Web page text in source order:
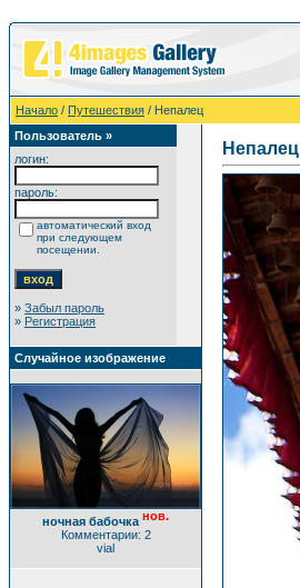
Начало / Путешествия / Непалец
Пользователь »
логин:
пароль:
автоматический вход
при следующем
посещении.
» Забыл пароль
» Регистрация
Случайное изображение
ночная бабочка нов.
Комментарии: 2
vial
Непалец